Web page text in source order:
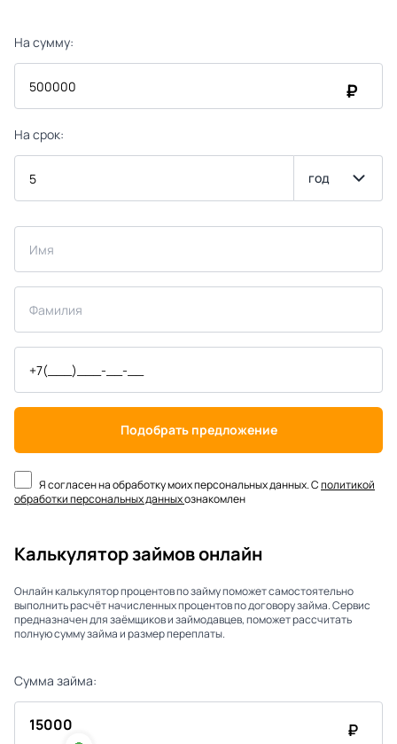
На сумму:
₽
На срок:
год
Подобрать предложение
Я согласен на обработку моих персональных данных. Сполитикой
обработки персональных данныхознакомлен
Калькулятор займов онлайн
Онлайн калькулятор процентов по займу поможет самостоятельно
выполнить расчёт начисленных процентов по договору займа. Сервис
предназначен для заёмщиков и займодавцев, поможет рассчитать
полную сумму займа и размер переплаты.
Сумма займа:
₽